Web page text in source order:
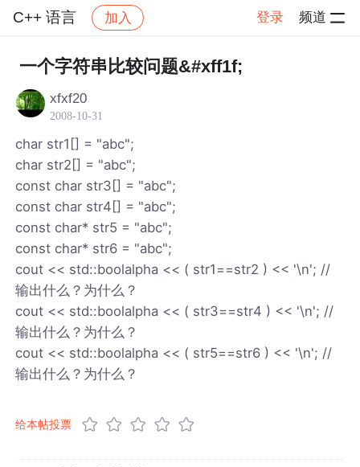
C++ 语言 加入 登录 频道
社区 C++ 语言 帖子详情
一个字符串比较问题&#xff1f;
xfxf20
2008-10-31
char str1[] = "abc";
char str2[] = "abc";
const char str3[] = "abc";
const char str4[] = "abc";
const char* str5 = "abc";
const char* str6 = "abc";
cout << std::boolalpha << ( str1==str2 ) << '\n'; //
输出什么？为什么？
cout << std::boolalpha << ( str3==str4 ) << '\n'; //
输出什么？为什么？
cout << std::boolalpha << ( str5==str6 ) << '\n'; //
输出什么？为什么？
给本帖投票